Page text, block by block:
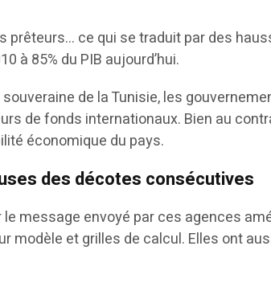
ce qui se traduit par des
à 85% du PIB aujourd’hui.
de la Tunisie, les
de fonds internationaux. Bien au
économique du pays.
des décotes consécutives
message envoyé par ces agences
modèle et grilles de calcul. Elles ont